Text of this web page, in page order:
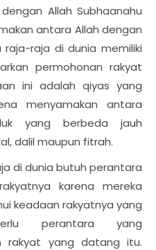
Allah Subhaanahu
antara Allah dengan
raja di dunia memiliki
permohonan rakyat
ini adalah qiyas yang
menyamakan antara
yang berbeda jauh
dalil maupun fitrah.
di dunia butuh perantara
karena mereka
keadaan rakyatnya yang
perantara yang
rakyat yang datang itu.